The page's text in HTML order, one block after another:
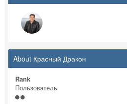
About Красный Дракон
Rank
Пользователь